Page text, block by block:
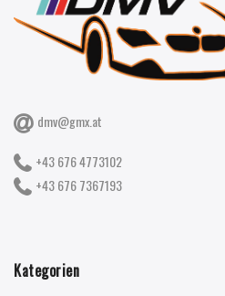
dmv@gmx.at
+43 676 4773102
+43 676 7367193
Kategorien